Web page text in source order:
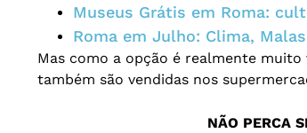
Museus Grátis em Roma:
Roma em Julho: Clima,
Mas como a opção é realmente
também são vendidas nos
NÃO PERCA